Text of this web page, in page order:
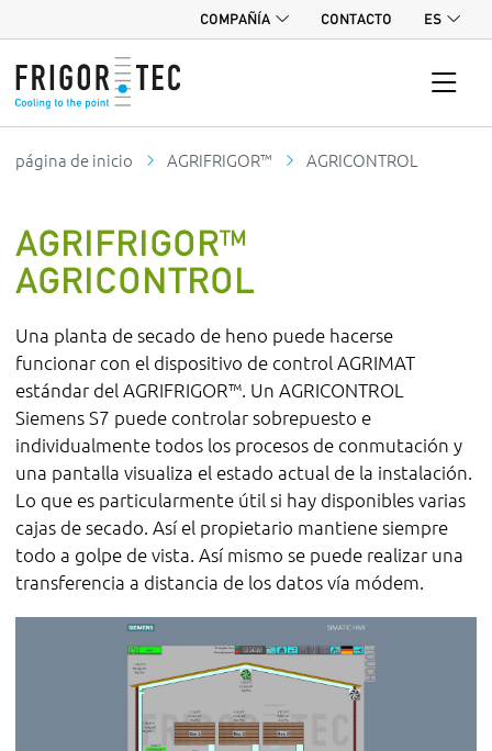
COMPAÑÍA CONTACTO ES
página de inicio AGRIFRIGOR™ AGRICONTROL
AGRIFRIGOR™
AGRICONTROL
Una planta de secado de heno puede hacerse
funcionar con el dispositivo de control AGRIMAT
estándar del AGRIFRIGOR™. Un AGRICONTROL
Siemens S7 puede controlar sobrepuesto e
individualmente todos los procesos de conmutación y
una pantalla visualiza el estado actual de la instalación.
Lo que es particularmente útil si hay disponibles varias
cajas de secado. Así el propietario mantiene siempre
todo a golpe de vista. Así mismo se puede realizar una
transferencia a distancia de los datos vía módem.